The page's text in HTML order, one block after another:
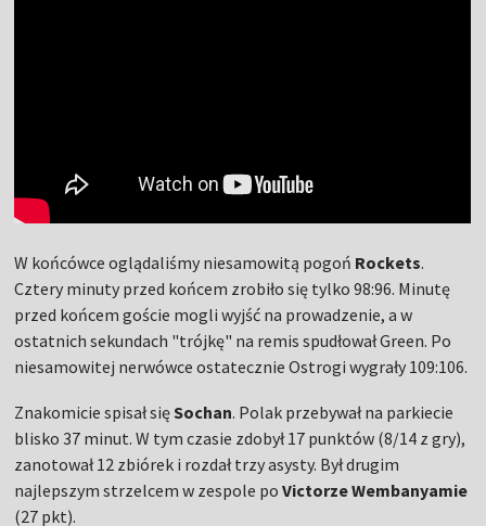
W końcówce oglądaliśmy niesamowitą pogoń Rockets.
Cztery minuty przed końcem zrobiło się tylko 98:96. Minutę
przed końcem goście mogli wyjść na prowadzenie, a w
ostatnich sekundach "trójkę" na remis spudłował Green. Po
niesamowitej nerwówce ostatecznie Ostrogi wygrały 109:106.
Znakomicie spisał sięSochan. Polak przebywał na parkiecie
blisko 37 minut. W tym czasie zdobył 17 punktów (8/14 z gry),
zanotował 12 zbiórek i rozdał trzy asysty. Był drugim
najlepszym strzelcem w zespole poVictorze Wembanyamie
(27 pkt).